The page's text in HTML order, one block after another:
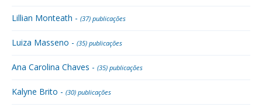
Lillian Monteath - (37) publicações
Luiza Masseno - (35) publicações
Ana Carolina Chaves - (35) publicações
Kalyne Brito - (30) publicações